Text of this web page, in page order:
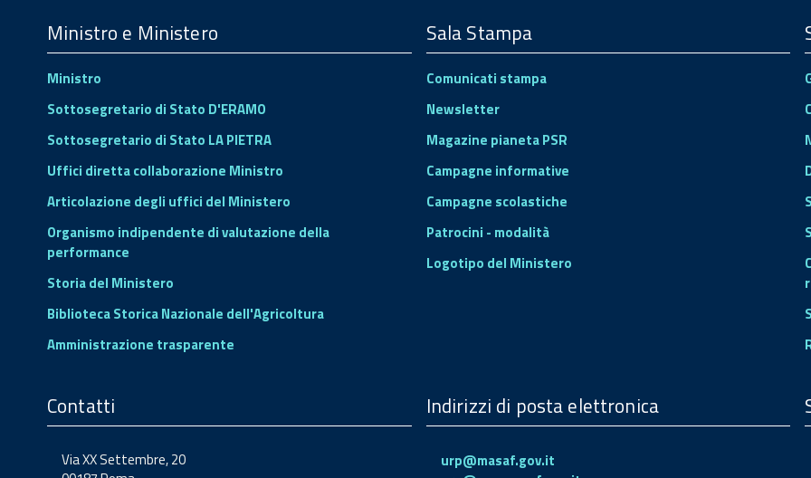
Footer
Ministro e Ministero
Ministro
Sottosegretario di Stato D'ERAMO
Sottosegretario di Stato LA PIETRA
Uffici diretta collaborazione Ministro
Articolazione degli uffici del Ministero
Organismo indipendente di valutazione della
performance
Storia del Ministero
Biblioteca Storica Nazionale dell'Agricoltura
Amministrazione trasparente
Sala Stampa
Comunicati stampa
Newsletter
Magazine pianeta PSR
Campagne informative
Campagne scolastiche
Patrocini - modalità
Logotipo del Ministero
Contatti
Via XX Settembre, 20
Indirizzi di posta elettronica
urp@masaf.gov.it